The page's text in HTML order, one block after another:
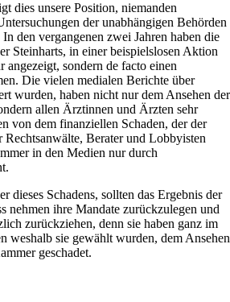
dies unsere Position, niemanden
der unabhängigen Behörden
den vergangenen zwei Jahren haben die
Steinharts, in einer beispielslosen Aktion
angezeigt, sondern de facto einen
Die vielen medialen Berichte über
wurden, haben nicht nur dem Ansehen der
allen Ärztinnen und Ärzten sehr
von dem finanziellen Schaden, der der
Berater und Lobbyisten
in den Medien nur durch
dieses Schadens, sollten das Ergebnis der
nehmen ihre Mandate zurückzulegen und
zurückziehen, denn sie haben ganz im
weshalb sie gewählt wurden, dem Ansehen
geschadet.